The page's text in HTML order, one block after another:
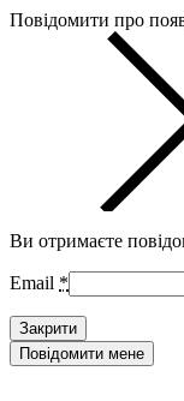
Повідомити про
Ви отримаєте
Email *
Закрити
Повідомити мене